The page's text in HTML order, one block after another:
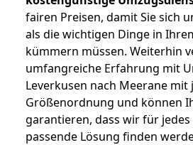
fairen Preisen, damit Sie sich
als die wichtigen Dinge in
kümmern müssen. Weiterhin
umfangreiche Erfahrung mit
Leverkusen nach Meerane mit
Größenordnung und können
garantieren, dass wir für
passende Lösung finden